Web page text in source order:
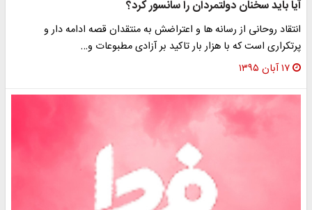
آيا بايد سخنان دولتمردان را سانسور كرد؟
انتقاد روحانى از رسانه ها و اعتراضش به منتقدان قصه ادامه دار و
پرتكراری است كه با هزار بار تاكيد بر آزادی مطبوعات و…
۱۷ آبان ۱۳۹۵